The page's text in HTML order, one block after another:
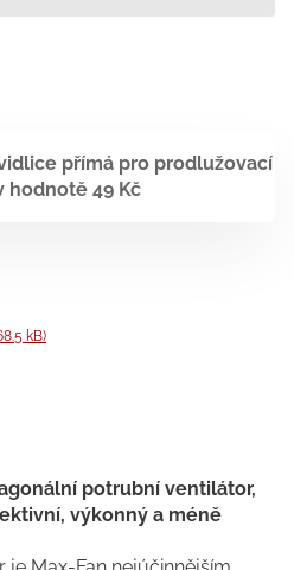
přímá pro prodlužovací
hodnotě 49 Kč
kB)
potrubní ventilátor,
výkonný a méně